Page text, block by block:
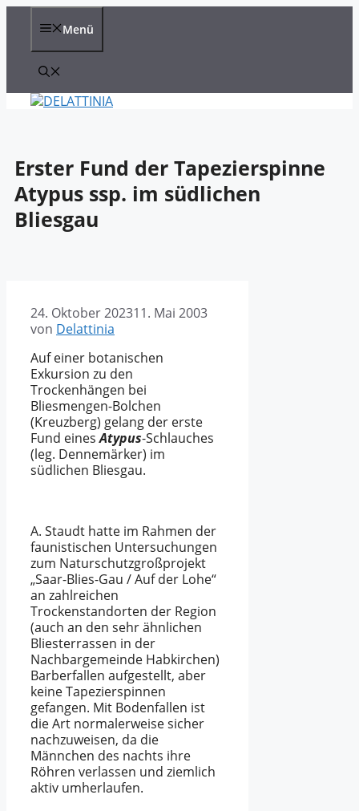
Zum
Menü
Erster Fund der Tapezierspinne
Atypus ssp. im südlichen
Bliesgau
24. Oktober 202311. Mai 2003
von Delattinia
Auf einer botanischen
Exkursion zu den
Trockenhängen bei
Bliesmengen-Bolchen
(Kreuzberg) gelang der erste
Fund einesAtypus-Schlauches
(leg. Dennemärker) im
südlichen Bliesgau.
A. Staudt hatte im Rahmen der
faunistischen Untersuchungen
zum Naturschutzgroßprojekt
„Saar-Blies-Gau / Auf der Lohe“
an zahlreichen
Trockenstandorten der Region
(auch an den sehr ähnlichen
Bliesterrassen in der
Nachbargemeinde Habkirchen)
Barberfallen aufgestellt, aber
keine Tapezierspinnen
gefangen. Mit Bodenfallen ist
die Art normalerweise sicher
nachzuweisen, da die
Männchen des nachts ihre
Röhren verlassen und ziemlich
aktiv umherlaufen.